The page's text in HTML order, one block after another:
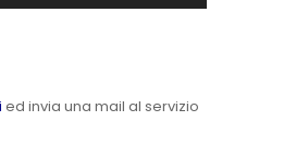
ed invia una mail al servizio